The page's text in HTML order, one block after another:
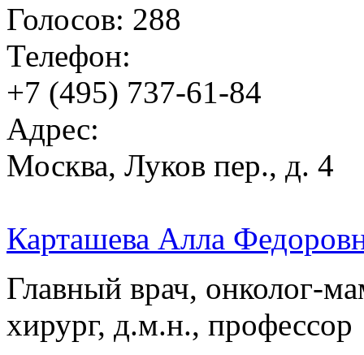
Голосов: 288
Телефон:
+7 (495) 737-61-84
Адрес:
Москва, Луков пер., д. 4
Карташева Алла
Главный врач, онколог-
хирург, д.м.н., профессор